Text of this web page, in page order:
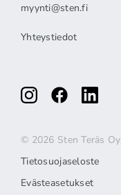
myynti@sten.fi
Yhteystiedot
© 2026 Sten Teräs Oy
Tietosuojaseloste
Evästeasetukset